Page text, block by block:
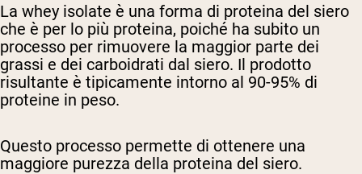
La whey isolate è una forma di proteina del siero
che è per lo più proteina, poiché ha subito un
processo per rimuovere la maggior parte dei
grassi e dei carboidrati dal siero. Il prodotto
risultante è tipicamente intorno al 90-95% di
proteine in peso.
Questo processo permette di ottenere una
maggiore purezza della proteina del siero.